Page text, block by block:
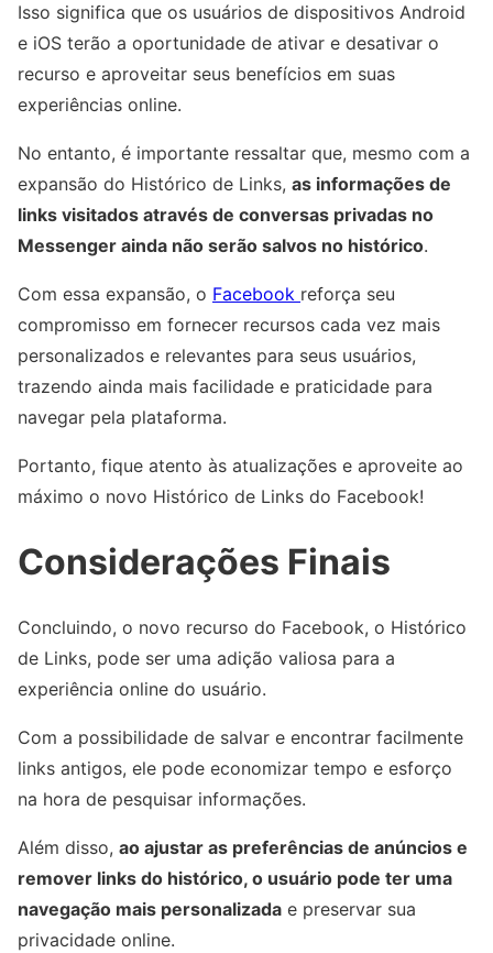
Isso significa que os usuários de dispositivos Android
e iOS terão a oportunidade de ativar e desativar o
recurso e aproveitar seus benefícios em suas
experiências online.
No entanto, é importante ressaltar que, mesmo com a
expansão do Histórico de Links, as informações de
links visitados através de conversas privadas no
Messenger ainda não serão salvos no histórico.
Com essa expansão, o Facebook reforça seu
compromisso em fornecer recursos cada vez mais
personalizados e relevantes para seus usuários,
trazendo ainda mais facilidade e praticidade para
navegar pela plataforma.
Portanto, fique atento às atualizações e aproveite ao
máximo o novo Histórico de Links do Facebook!
Considerações Finais
Concluindo, o novo recurso do Facebook, o Histórico
de Links, pode ser uma adição valiosa para a
experiência online do usuário.
Com a possibilidade de salvar e encontrar facilmente
links antigos, ele pode economizar tempo e esforço
na hora de pesquisar informações.
Além disso, ao ajustar as preferências de anúncios e
remover links do histórico, o usuário pode ter uma
navegação mais personalizada e preservar sua
privacidade online.